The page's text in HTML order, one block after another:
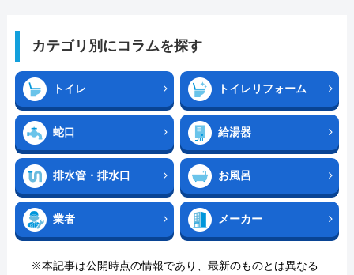
カテゴリ別にコラムを探す
トイレ トイレリフォーム
蛇口 給湯器
排水管・排水口 お風呂
業者 メーカー
※本記事は公開時点の情報であり、最新のものとは異なる